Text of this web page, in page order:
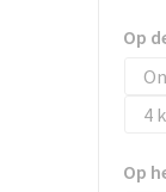
Op
4
Op